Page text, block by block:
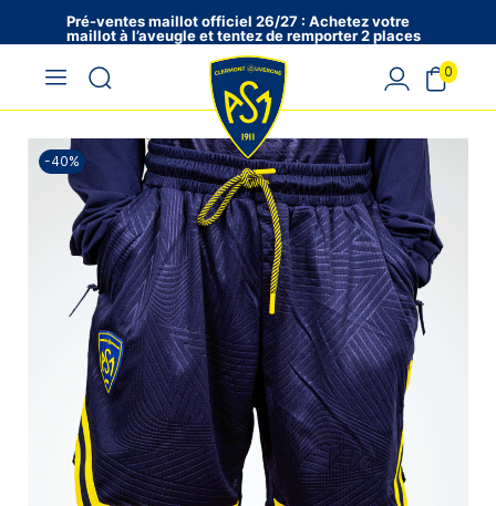
Pré-ventes maillot officiel 26/27 : Achetez votre
maillot à l’aveugle et tentez de remporter 2 places
en VIP !
-40%
0